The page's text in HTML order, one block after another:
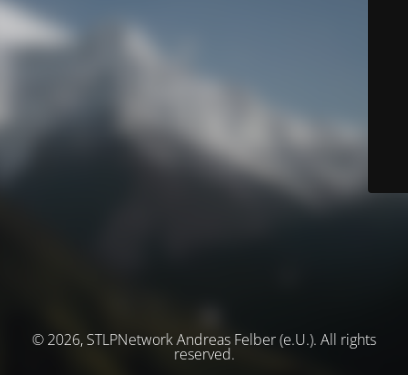
© 2026, STLPNetwork Andreas Felber (e.U.). All rights
reserved.